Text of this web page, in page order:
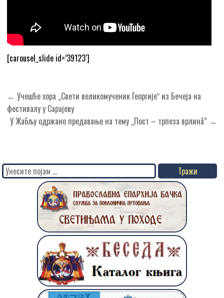
[carousel_slide id=’39123′]
Кретање
чланка
← Учешће хора „Свети великомученик Георгијеˮ из Бечеја на
фестивалу у Сарајеву
У Жабљу одржано предавање на тему „Пост – трпеза врлинâ” →
Search
for: